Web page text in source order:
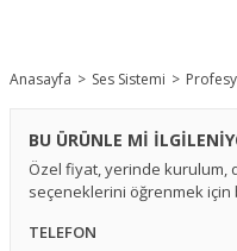
Anasayfa Ses Sistemi
BU ÜRÜNLE Mİ
Özel fiyat, yerinde kurulum,
seçeneklerini öğrenmek için
TELEFON